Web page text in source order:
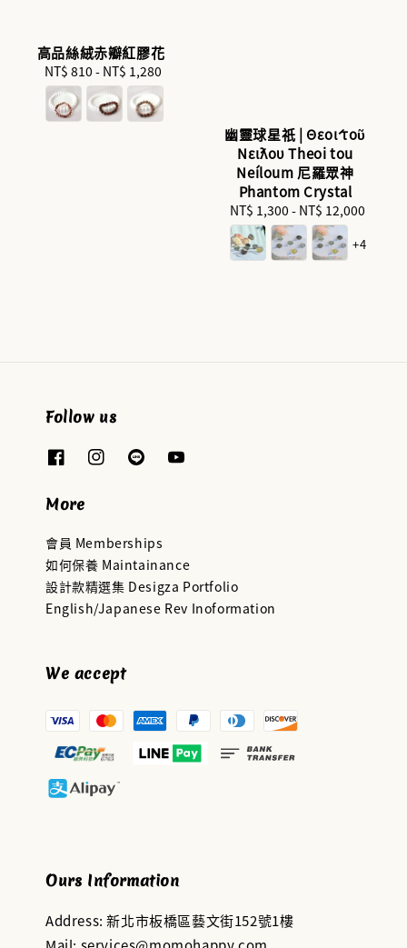
高品絲絨赤瓣紅膠花
Regular
price
NT$ 810 - NT$ 1,280
幽靈球星祇 | Θεοί τοῦ
Νείλου Theoi tou
Neíloum 尼羅眾神
Phantom Crystal
Regular
price
NT$ 1,300 - NT$ 12,000
+4
Follow us
More
會員 Memberships
如何保養 Maintainance
設計款精選集 Desigza Portfolio
English/Japanese Rev Inoformation
We accept
Ours Information
Address: 新北市板橋區藝文街152號1樓